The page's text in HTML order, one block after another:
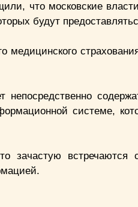
что московские
будут
медицинского
непосредственно
системе,
зачастую встречаются